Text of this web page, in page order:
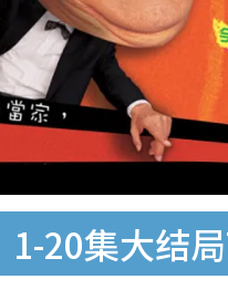
20集大结